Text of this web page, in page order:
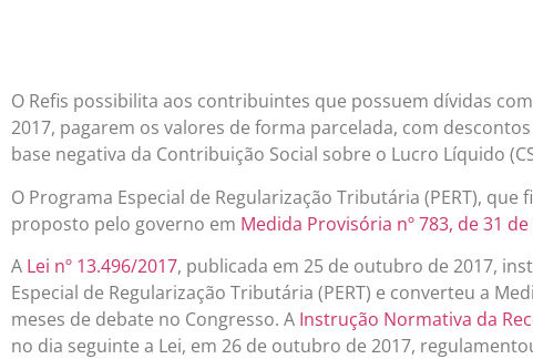
O Refis possibilita aos contribuintes que possuem dívidas
2017, pagarem os valores de forma parcelada, com
base negativa da Contribuição Social sobre o Lucro Líquido
O Programa Especial de Regularização Tributária (PERT),
proposto pelo governo em Medida Provisória nº 783, de 31
A Lei nº 13.496/2017, publicada em 25 de outubro de 2017,
Especial de Regularização Tributária (PERT) e converteu a
meses de debate no Congresso. A Instrução Normativa da
no dia seguinte a Lei, em 26 de outubro de 2017,